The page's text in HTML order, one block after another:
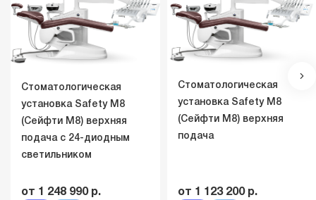
Стоматологическая
установка Safety M8
(Сейфти M8) верхняя
подача с 24-диодным
светильником
от 1 248 990 р.
Стоматологическая
установка Safety M8
(Сейфти M8) верхняя
подача
от 1 123 200 р.